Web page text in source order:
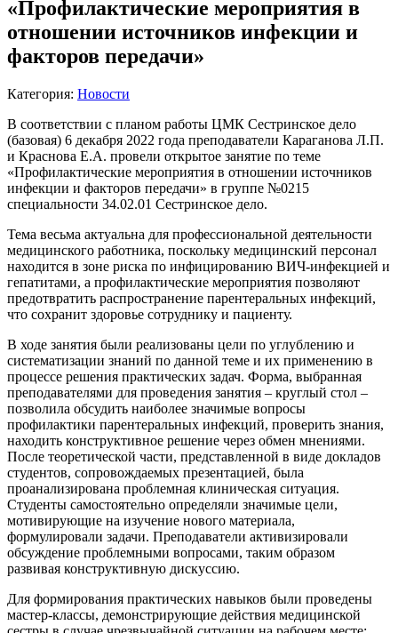
«Профилактические мероприятия в
отношении источников инфекции и
факторов передачи»
Категория: Новости
В соответствии с планом работы ЦМК Сестринское дело
(базовая) 6 декабря 2022 года преподаватели Караганова Л.П.
и Краснова Е.А. провели открытое занятие по теме
«Профилактические мероприятия в отношении источников
инфекции и факторов передачи» в группе №0215
специальности 34.02.01 Сестринское дело.
Тема весьма актуальна для профессиональной деятельности
медицинского работника, поскольку медицинский персонал
находится в зоне риска по инфицированию ВИЧ-инфекцией и
гепатитами, а профилактические мероприятия позволяют
предотвратить распространение парентеральных инфекций,
что сохранит здоровье сотруднику и пациенту.
В ходе занятия были реализованы цели по углублению и
систематизации знаний по данной теме и их применению в
процессе решения практических задач. Форма, выбранная
преподавателями для проведения занятия – круглый стол –
позволила обсудить наиболее значимые вопросы
профилактики парентеральных инфекций, проверить знания,
находить конструктивное решение через обмен мнениями.
После теоретической части, представленной в виде докладов
студентов, сопровождаемых презентацией, была
проанализирована проблемная клиническая ситуация.
Студенты самостоятельно определяли значимые цели,
мотивирующие на изучение нового материала,
формулировали задачи. Преподаватели активизировали
обсуждение проблемными вопросами, таким образом
развивая конструктивную дискуссию.
Для формирования практических навыков были проведены
мастер-классы, демонстрирующие действия медицинской